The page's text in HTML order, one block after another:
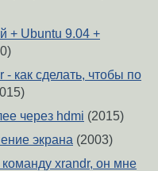
+ Ubuntu 9.04 +
как сделать, чтобы по
через hdmi (2015)
экрана (2003)
xrandr, он мне